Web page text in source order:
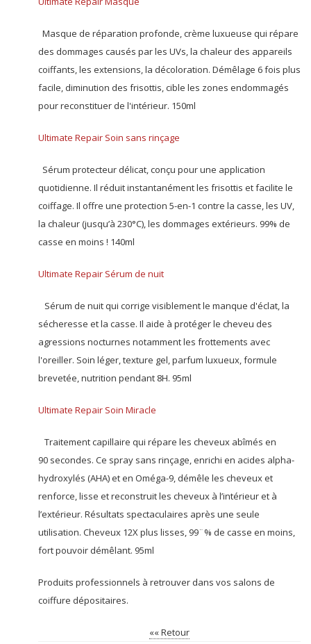
Masque de réparation profonde, crème luxueuse qui répare
des dommages causés par les UVs, la chaleur des appareils
coiffants, les extensions, la décoloration. Démêlage 6 fois plus
facile, diminution des frisottis, cible les zones endommagés
pour reconstituer de l'intérieur. 150ml
Ultimate Repair Soin sans rinçage
Sérum protecteur délicat, conçu pour une application
quotidienne. Il réduit instantanément les frisottis et facilite le
coiffage. Il offre une protection 5-en-1 contre la casse, les UV,
la chaleur (jusqu’à 230°C), les dommages extérieurs. 99% de
casse en moins ! 140ml
Ultimate Repair Sérum de nuit
Sérum de nuit qui corrige visiblement le manque d'éclat, la
sécheresse et la casse. Il aide à protéger le cheveu des
agressions nocturnes notamment les frottements avec
l'oreiller. Soin léger, texture gel, parfum luxueux, formule
brevetée, nutrition pendant 8H. 95ml
Ultimate Repair Soin Miracle
Traitement capillaire qui répare les cheveux abîmés en
90 secondes. Ce spray sans rinçage, enrichi en acides alpha-
hydroxylés (AHA) et en Oméga-9, démêle les cheveux et
renforce, lisse et reconstruit les cheveux à l’intérieur et à
l’extérieur. Résultats spectaculaires après une seule
utilisation. Cheveux 12X plus lisses, 99¨% de casse en moins,
fort pouvoir démêlant. 95ml
Produits professionnels à retrouver dans vos salons de
coiffure dépositaires.
«« Retour